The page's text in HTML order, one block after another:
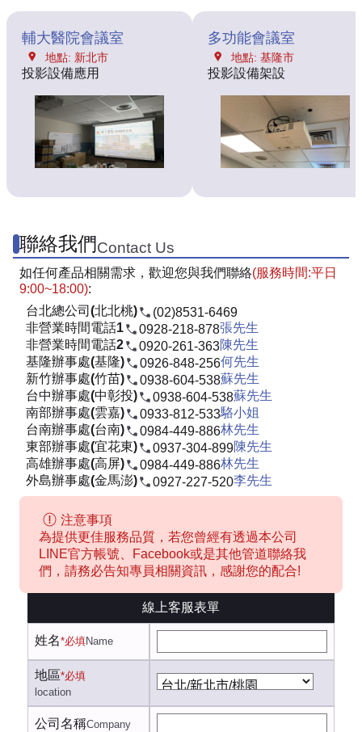
輔大醫院會議室
地點: 新北市
投影設備應用
多功能會議室
地點: 基隆市
投影設備架設
聯絡我們Contact Us
如任何產品相關需求，歡迎您與我們聯絡(服務時間:平日
9:00~18:00):
台北總公司(北北桃)
(02)8531-6469
非營業時間電話1
0928-218-878張先生
非營業時間電話2
0920-261-363陳先生
基隆辦事處(基隆)
0926-848-256何先生
新竹辦事處(竹苗)
0938-604-538蘇先生
台中辦事處(中彰投)
0938-604-538蘇先生
南部辦事處(雲嘉)
0933-812-533駱小姐
台南辦事處(台南)
0984-449-886林先生
東部辦事處(宜花東)
0937-304-899陳先生
高雄辦事處(高屏)
0984-449-886林先生
外島辦事處(金馬澎)
0927-227-520李先生
注意事項
為提供更佳服務品質，若您曾經有透過本公司
LINE官方帳號、Facebook或是其他管道聯絡我
們，請務必告知專員相關資訊，感謝您的配合!
線上客服表單
姓名*必填Name
地區*必填
location
公司名稱Company